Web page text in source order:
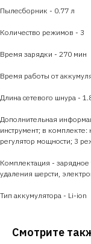
Пылесборник - 0.77 л
Количество режимов - 3
Время зарядки - 270 мин
Время работы от
Длина сетевого шнура -
Дополнительная
инструмент; в
регулятор мощности; 3
Комплектация - зарядное
удаления шерсти,
Тип аккумулятора - Li-ion
Смотрите